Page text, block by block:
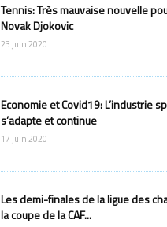
Tennis: Très mauvaise nouvelle
Novak Djokovic
23 juin 2020
Economie et Covid19: L’industrie
s’adapte et continue
17 juin 2020
Les demi-finales de la ligue des
la coupe de la CAF...